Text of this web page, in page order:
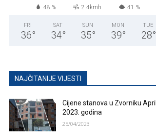
48 % 2.4kmh 41 %
FRI
36°
SAT
34°
SUN
35°
MON
39°
TUE
28°
NAJČITANIJE VIJESTI
Cijene stanova u Zvorniku April
2023. godina
25/04/2023